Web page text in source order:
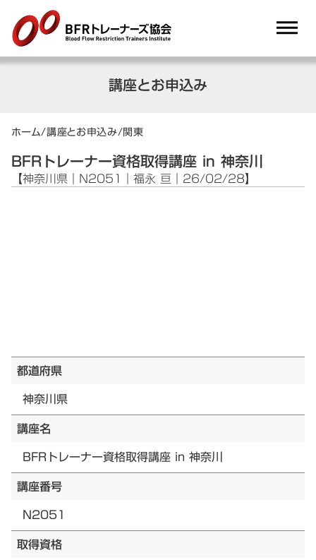
講座とお申込み
ホーム/講座とお申込み/関東
BFRトレーナー資格取得講座 in 神奈川
【神奈川県｜N2051｜福永 亘｜26/02/28】
都道府県
神奈川県
講座名
BFRトレーナー資格取得講座 in 神奈川
講座番号
N2051
取得資格
dehaze